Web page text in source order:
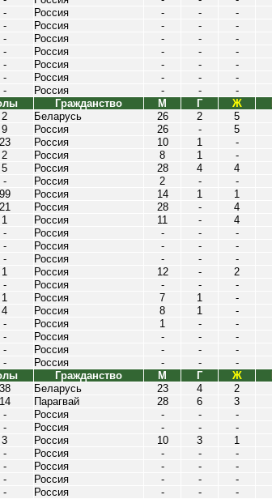
- Россия - - -
- Россия - - -
- Россия - - -
- Россия - - -
- Россия - - -
- Россия - - -
- Россия - - -
Гражданство М Г Ж
2 Беларусь 26 2 5
9 Россия 26 - 5
23 Россия 10 1 -
2 Россия 8 1 -
5 Россия 28 4 4
- Россия 2 - -
99 Россия 14 1 1
21 Россия 28 - 4
1 Россия 11 - 4
- Россия - - -
- Россия - - -
- Россия - - -
1 Россия 12 - 2
- Россия - - -
1 Россия 7 1 -
4 Россия 8 1 -
- Россия 1 - -
- Россия - - -
- Россия - - -
- Россия - - -
Гражданство М Г Ж
38 Беларусь 23 4 2
14 Парагвай 28 6 3
- Россия - - -
- Россия - - -
3 Россия 10 3 1
- Россия - - -
- Россия - - -
- Россия - - -
- Россия - - -